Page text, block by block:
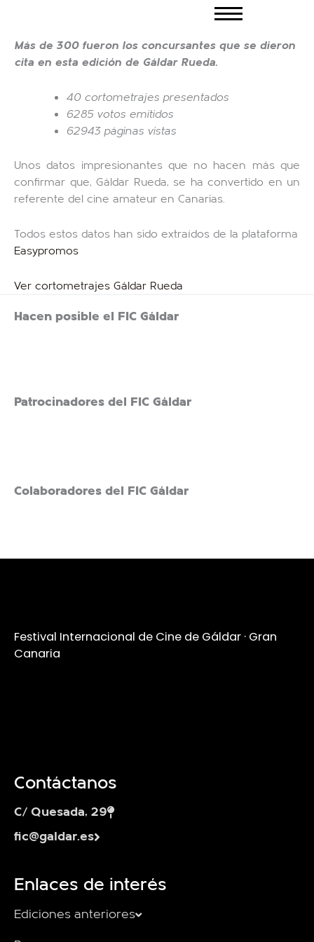
contenido
Más de 300 fueron los concursantes que se dieron
cita en esta edición de Gáldar Rueda.
40 cortometrajes presentados
6285 votos emitidos
62943 páginas vistas
Unos datos impresionantes que no hacen más que
confirmar que, Gáldar Rueda, se ha convertido en un
referente del cine amateur en Canarias.
Todos estos datos han sido extraídos de la plataforma
Easypromos
Ver cortometrajes Gáldar Rueda
Hacen posible el FIC Gáldar
Patrocinadores del FIC Gáldar
Colaboradores del FIC Gáldar
Festival Internacional de Cine de Gáldar · Gran
Canaria
Contáctanos
C/ Quesada, 29
fic@galdar.es
Enlaces de interés
Ediciones anteriores